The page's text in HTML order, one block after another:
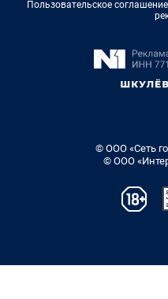
Пользовательское
© ООО «Сеть
© ООО